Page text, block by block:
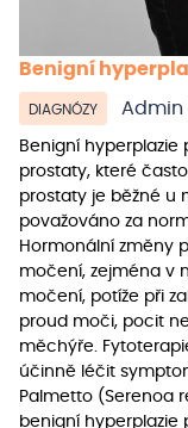
Benigní
DIAGNÓZY Admin
Benigní hyperplazie
prostaty, které
prostaty je běžné u
považováno za
Hormonální změny
močení, zejména v
močení, potíže při
proud moči, pocit
měchýře.
účinně léčit
Palmetto (Serenoa
benigní hyperplazie